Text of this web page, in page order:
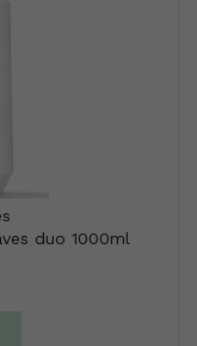
duo 1000ml